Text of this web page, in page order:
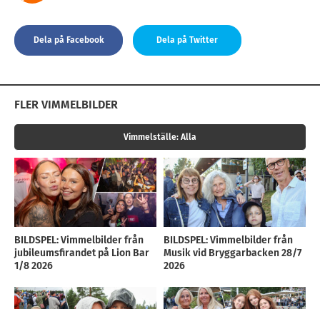
Dela på Facebook Dela på Twitter
FLER VIMMELBILDER
Vimmelställe: Alla
BILDSPEL: Vimmelbilder från
jubileumsfirandet på Lion Bar
1/8 2026
BILDSPEL: Vimmelbilder från
Musik vid Bryggarbacken 28/7
2026